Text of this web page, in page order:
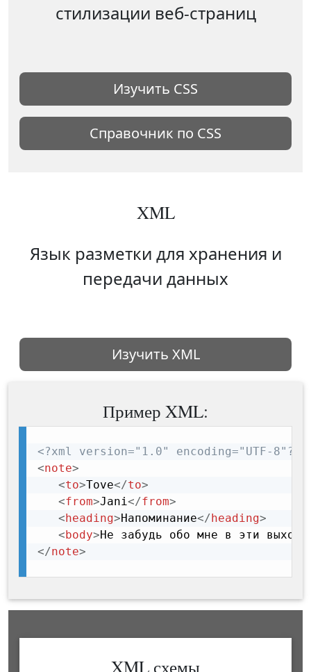
стилизации веб-страниц
Изучить CSS
Справочник по CSS
XML
Язык разметки для хранения и
передачи данных
Изучить XML
Пример XML:
<?xml version="1.0" encoding="UTF-8"?>
<note>
<to>Tove</to>
<from>Jani</from>
<heading>Напоминание</heading>
<body>Не забудь обо мне в эти
</note>
XML схемы